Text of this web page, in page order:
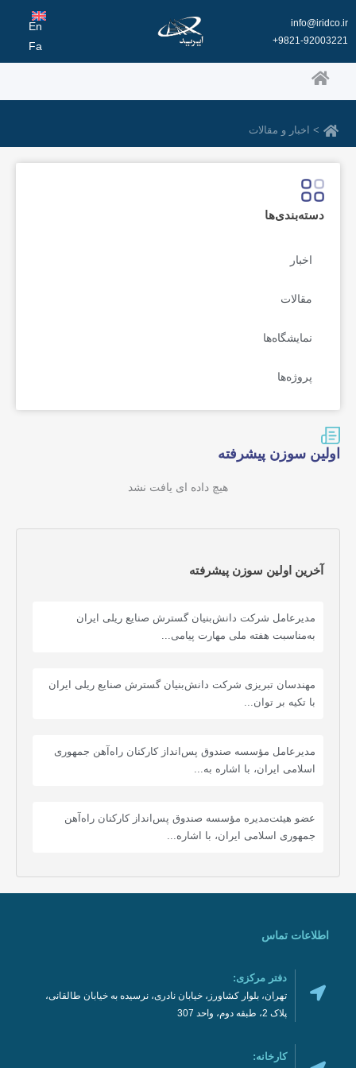
به
محتوا
info@iridco.ir
9821-92003221+
En
Fa
> اخبار و مقالات
دسته‌بندی‌ها
اخبار
مقالات
نمایشگاه‌ها
پروژه‌ها
آخرین اولین سوزن پیشرفته
مدیرعامل شرکت دانش‌بنیان گسترش صنایع ریلی ایران
به‌مناسبت هفته ملی مهارت پیامی...
مهندسان تبریزی شرکت دانش‌بنیان گسترش صنایع ریلی ایران
با تکیه بر توان...
مدیرعامل مؤسسه صندوق پس‌انداز کارکنان راه‌آهن جمهوری
اسلامی ایران، با اشاره به...
عضو هیئت‌مدیره مؤسسه صندوق پس‌انداز کارکنان راه‌آهن
جمهوری اسلامی ایران، با اشاره...
اولین سوزن پیشرفته
هیچ داده ای یافت نشد
اطلاعات تماس
دفتر مرکزی:
تهران، بلوار کشاورز، خیابان نادری، نرسیده به خیابان طالقانی،
پلاک 2، طبقه دوم، واحد 307
کارخانه: